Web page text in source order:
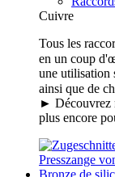
Cuivre
Tous les
en un coup
une utilisation
ainsi que de
► Découvrez
plus encore